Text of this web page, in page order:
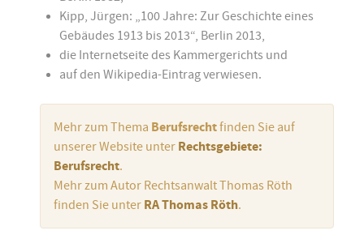
Kipp, Jürgen: „100 Jahre: Zur Geschichte eines
Gebäudes 1913 bis 2013“, Berlin 2013,
die Internetseite des Kammergerichts und
auf den Wikipedia-Eintrag verwiesen.
Mehr zum Thema Berufsrechtfinden Sie auf
unserer Website unter Rechtsgebiete:
Berufsrecht.
Mehr zum Autor Rechtsanwalt Thomas Röth
finden Sie unter RA Thomas Röth.